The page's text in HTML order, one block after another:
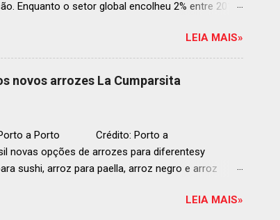
Enquanto o setor global encolheu 2% entre 2019
É neste cenário de taças cheias e expansão
de embalagens de vidro, se posiciona como
o segredo por trás da embalagem perfeita
de vinho era tudo igual, prepare-se para
LEIA MAIS»
novos arrozes La Cumparsita
Porto a Porto Crédito: Porto a
novas opções de arrozes para diferentesy
sushi, arroz para paella, arroz negro e arroz
Porto a Porto. Em práticas embalagens de 500
LEIA MAIS»